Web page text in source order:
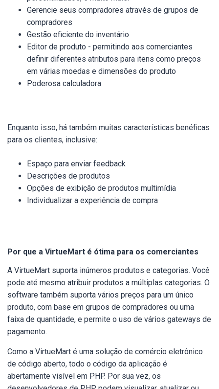
Gerencie seus compradores através de grupos de
compradores
Gestão eficiente do inventário
Editor de produto - permitindo aos comerciantes
definir diferentes atributos para itens como preços
em várias moedas e dimensões do produto
Poderosa calculadora
Enquanto isso, há também muitas características benéficas
para os clientes, inclusive:
Espaço para enviar feedback
Descrições de produtos
Opções de exibição de produtos multimídia
Individualizar a experiência de compra
Por que a VirtueMart é ótima para os comerciantes
A VirtueMart suporta inúmeros produtos e categorias. Você
pode até mesmo atribuir produtos a múltiplas categorias. O
software também suporta vários preços para um único
produto, com base em grupos de compradores ou uma
faixa de quantidade, e permite o uso de vários gateways de
pagamento.
Como a VirtueMart é uma solução de comércio eletrônico
de código aberto, todo o código da aplicação é
abertamente visível em PHP. Por sua vez, os